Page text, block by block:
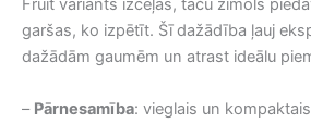
Fruit variants izceļas, taču zīmols
garšas, ko izpētīt. Šī dažādība ļauj
dažādām gaumēm un atrast ideālu
– Pārnesamība: vieglais un